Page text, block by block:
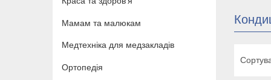
Мамам та малюкам
Медтехніка для медзакладів
Ортопедія